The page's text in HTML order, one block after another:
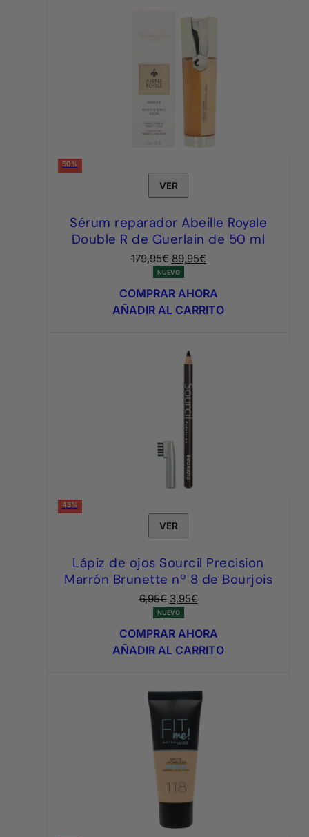
50%
VER
Sérum reparador Abeille Royale
Double R de Guerlain de 50 ml
179,95€ El
precio
original
era:
179,95€.
89,95€El
actual
es:
89,95€.
NUEVO
COMPRAR AHORA
AÑADIR AL CARRITO
43%
VER
Lápiz de ojos Sourcil Precision
Marrón Brunette nº 8 de Bourjois
6,95€ El
precio
original
era:
6,95€.
3,95€El
actual
es:
3,95€.
NUEVO
COMPRAR AHORA
AÑADIR AL CARRITO